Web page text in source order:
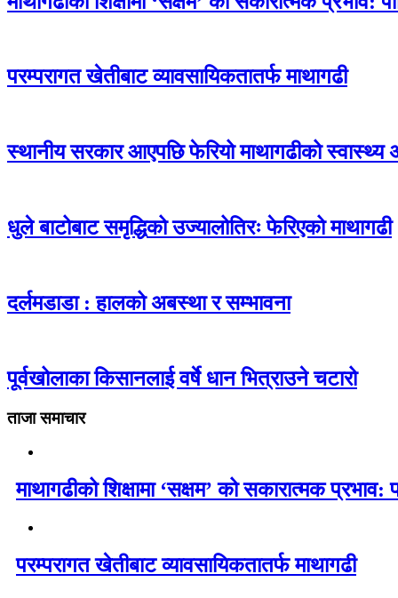
परम्परागत खेतीबाट व्यावसायिकतातर्फ माथागढी
स्थानीय सरकार आएपछि फेरियो माथागढीको स्वास्थ्य
धुले बाटोबाट समृद्धिको उज्यालोतिरः फेरिएको माथागढी
दर्लमडाडा : हालको अबस्था र सम्भावना
पूर्वखोलाका किसानलाई वर्षे धान भित्राउने चटारो
ताजा समाचार
माथागढीको शिक्षामा ‘सक्षम’ को सकारात्मक
परम्परागत खेतीबाट व्यावसायिकतातर्फ माथागढी